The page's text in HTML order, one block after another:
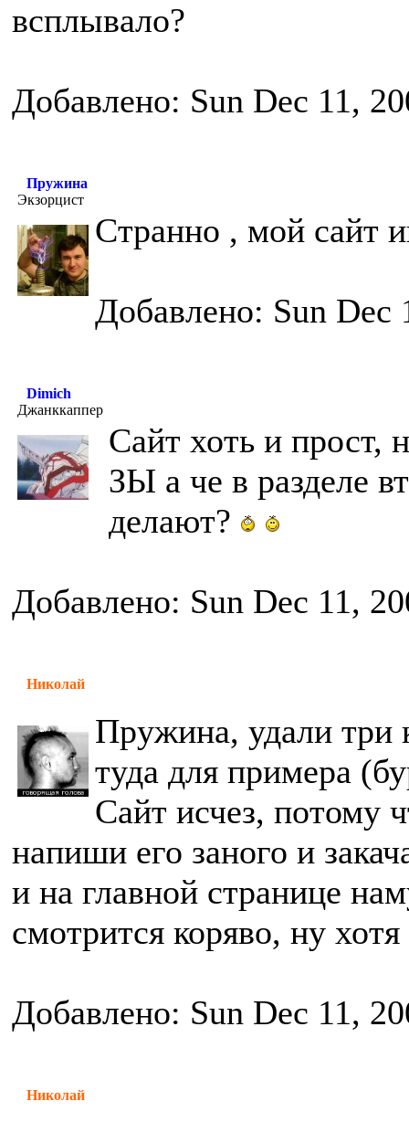
всплывало?
Добавлено: Sun Dec 11,
Пружина
Экзорцист
Странно , мой сайт
Добавлено: Sun Dec
Dimich
Джанккаппер
Сайт хоть и прост,
ЗЫ а че в разделе
делают?
Добавлено: Sun Dec 11,
Николай
Пружина, удали три
туда для примера
Сайт исчез, потому
напиши его заного и
и на главной странице
смотрится коряво, ну
Добавлено: Sun Dec 11,
Николай